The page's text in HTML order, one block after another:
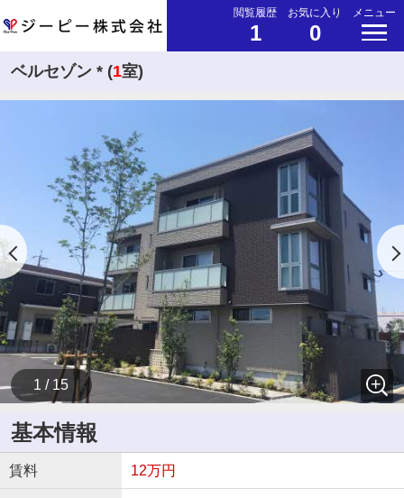
閲覧履歴
1
お気に入り
0
メニュー
ベルセゾン * (1室)
1 / 15
基本情報
賃料 12万円